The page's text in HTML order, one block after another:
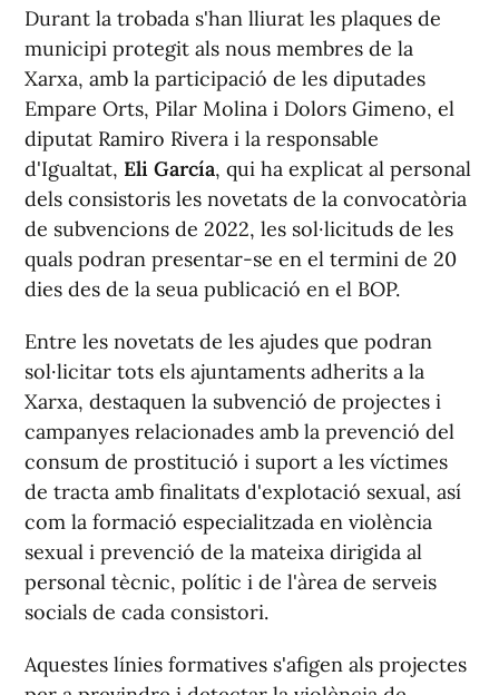
Durant la trobada s'han lliurat les plaques de
municipi protegit als nous membres de la
Xarxa, amb la participació de les diputades
Empare Orts, Pilar Molina i Dolors Gimeno, el
diputat Ramiro Rivera i la responsable
d'Igualtat, Eli García, qui ha explicat al personal
dels consistoris les novetats de la convocatòria
de subvencions de 2022, les sol·licituds de les
quals podran presentar-se en el termini de 20
dies des de la seua publicació en el BOP.
Entre les novetats de les ajudes que podran
sol·licitar tots els ajuntaments adherits a la
Xarxa, destaquen la subvenció de projectes i
campanyes relacionades amb la prevenció del
consum de prostitució i suport a les víctimes
de tracta amb finalitats d'explotació sexual, así
com la formació especialitzada en violència
sexual i prevenció de la mateixa dirigida al
personal tècnic, polític i de l'àrea de serveis
socials de cada consistori.
Aquestes línies formatives s'afigen als projectes